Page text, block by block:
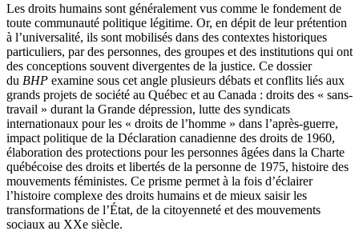
Les droits humains sont généralement vus comme le fondement de
toute communauté politique légitime. Or, en dépit de leur prétention
à l’universalité, ils sont mobilisés dans des contextes historiques
particuliers, par des personnes, des groupes et des institutions qui ont
des conceptions souvent divergentes de la justice. Ce dossier
du BHP examine sous cet angle plusieurs débats et conflits liés aux
grands projets de société au Québec et au Canada : droits des « sans-
travail » durant la Grande dépression, lutte des syndicats
internationaux pour les « droits de l’homme » dans l’après-guerre,
impact politique de la Déclaration canadienne des droits de 1960,
élaboration des protections pour les personnes âgées dans la Charte
québécoise des droits et libertés de la personne de 1975, histoire des
mouvements féministes. Ce prisme permet à la fois d’éclairer
l’histoire complexe des droits humains et de mieux saisir les
transformations de l’État, de la citoyenneté et des mouvements
sociaux au XXe siècle.